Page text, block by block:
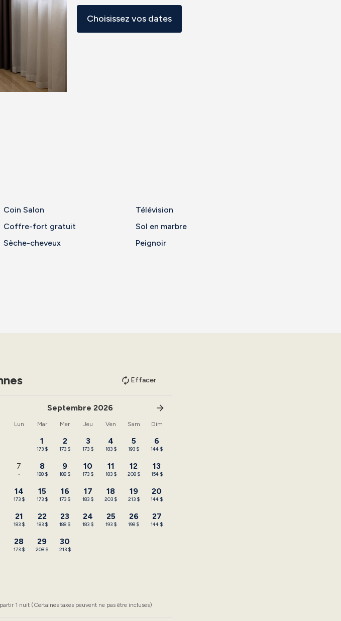
Choisissez vos dates
Coin Salon
Télévision
Coffre-fort gratuit
Sol en marbre
Sèche-cheveux
Peignoir
Effacer
Septembre 2026
Lun Mar Mer Jeu Ven Sam Dim
1
173 $
2
173 $
3
173 $
4
183 $
5
193 $
6
144 $
7
-
8
188 $
9
188 $
10
173 $
11
183 $
12
208 $
13
154 $
14
173 $
15
173 $
16
173 $
17
183 $
18
203 $
19
213 $
20
144 $
21
183 $
22
183 $
23
188 $
24
183 $
25
193 $
26
198 $
27
144 $
28
173 $
29
208 $
30
213 $
1 nuit (Certaines taxes peuvent ne pas être incluses)